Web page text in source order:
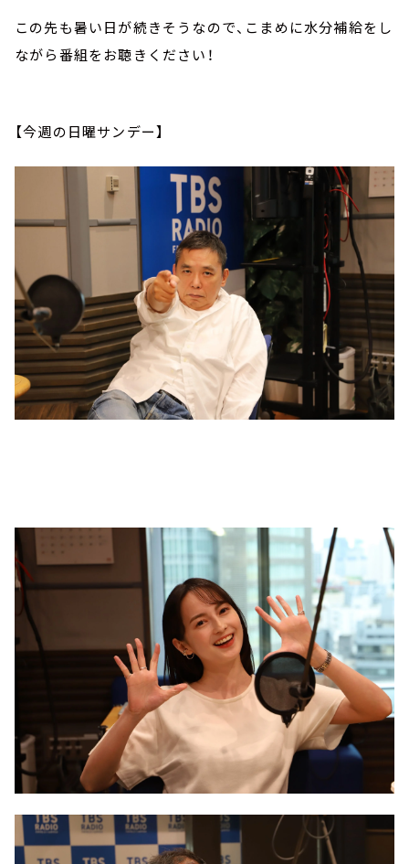
この先も暑い日が続きそうなので、こまめに水分補給をし
ながら番組をお聴きください！
【今週の日曜サンデー】